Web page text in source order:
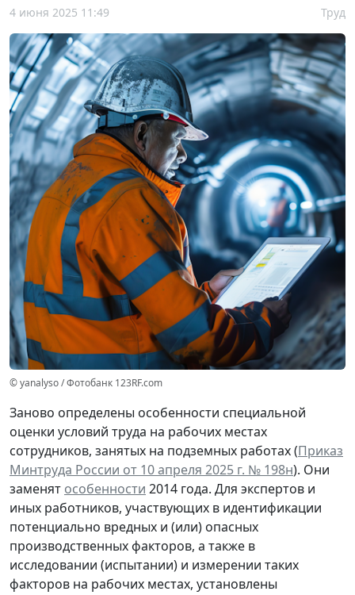
4 июня 2025 11:49 Труд
© yanalyso / Фотобанк 123RF.com
Заново определены особенности специальной
оценки условий труда на рабочих местах
сотрудников, занятых на подземных работах (Приказ
Минтруда России от 10 апреля 2025 г. № 198н). Они
заменят особенности 2014 года. Для экспертов и
иных работников, участвующих в идентификации
потенциально вредных и (или) опасных
производственных факторов, а также в
исследовании (испытании) и измерении таких
факторов на рабочих местах, установлены